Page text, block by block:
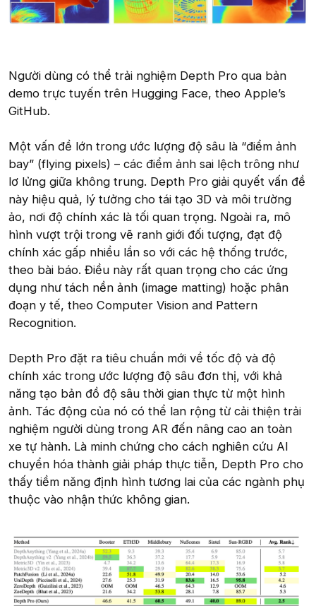
Người dùng có thể trải nghiệm Depth Pro qua bản
demo trực tuyến trên Hugging Face, theo Apple’s
GitHub.
Một vấn đề lớn trong ước lượng độ sâu là “điểm ảnh
bay” (flying pixels) – các điểm ảnh sai lệch trông như
lơ lửng giữa không trung. Depth Pro giải quyết vấn đề
này hiệu quả, lý tưởng cho tái tạo 3D và môi trường
ảo, nơi độ chính xác là tối quan trọng. Ngoài ra, mô
hình vượt trội trong vẽ ranh giới đối tượng, đạt độ
chính xác gấp nhiều lần so với các hệ thống trước,
theo bài báo. Điều này rất quan trọng cho các ứng
dụng như tách nền ảnh (image matting) hoặc phân
đoạn y tế, theo Computer Vision and Pattern
Recognition.
Depth Pro đặt ra tiêu chuẩn mới về tốc độ và độ
chính xác trong ước lượng độ sâu đơn thị, với khả
năng tạo bản đồ độ sâu thời gian thực từ một hình
ảnh. Tác động của nó có thể lan rộng từ cải thiện trải
nghiệm người dùng trong AR đến nâng cao an toàn
xe tự hành. Là minh chứng cho cách nghiên cứu AI
chuyển hóa thành giải pháp thực tiễn, Depth Pro cho
thấy tiềm năng định hình tương lai của các ngành phụ
thuộc vào nhận thức không gian.